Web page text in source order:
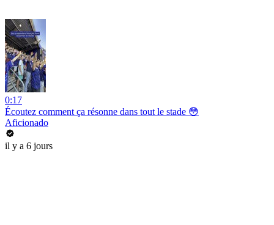
0:17
Écoutez comment ça résonne dans tout le stade 😳
Aficionado
il y a 6 jours